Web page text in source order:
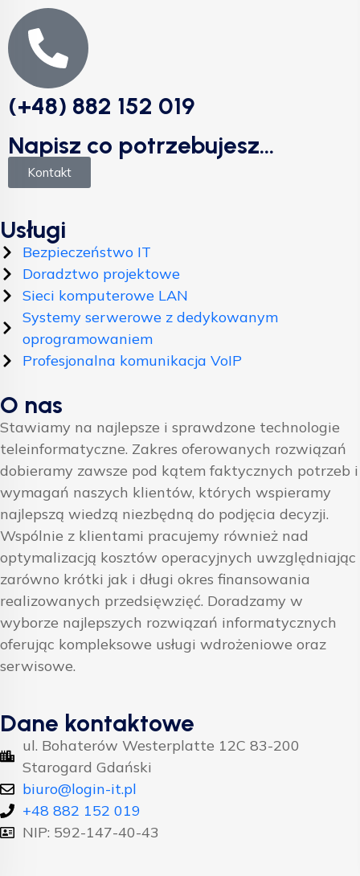
(+48) 882 152 019
Napisz co potrzebujesz...
Kontakt
Usługi
Bezpieczeństwo IT
Doradztwo projektowe
Sieci komputerowe LAN
Systemy serwerowe z dedykowanym
oprogramowaniem
Profesjonalna komunikacja VoIP
O nas
Stawiamy na najlepsze i sprawdzone technologie
teleinformatyczne. Zakres oferowanych rozwiązań
dobieramy zawsze pod kątem faktycznych potrzeb i
wymagań naszych klientów, których wspieramy
najlepszą wiedzą niezbędną do podjęcia decyzji.
Wspólnie z klientami pracujemy również nad
optymalizacją kosztów operacyjnych uwzględniając
zarówno krótki jak i długi okres finansowania
realizowanych przedsięwzięć. Doradzamy w
wyborze najlepszych rozwiązań informatycznych
oferując kompleksowe usługi wdrożeniowe oraz
serwisowe.
Dane kontaktowe
ul. Bohaterów Westerplatte 12C 83-200
Starogard Gdański
biuro@login-it.pl
+48 882 152 019
NIP: 592-147-40-43